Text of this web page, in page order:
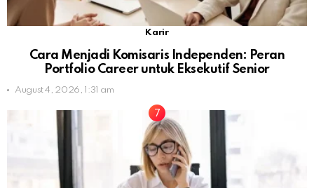
Karir
Cara Menjadi Komisaris Independen: Peran
Portfolio Career untuk Eksekutif Senior
August 4, 2026, 1:31 am